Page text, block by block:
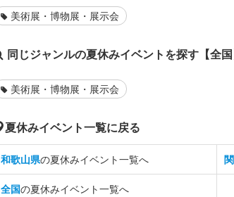
美術展・博物展・展示会
同じジャンルの夏休みイベントを探す【全国
美術展・博物展・展示会
夏休みイベント一覧に戻る
和歌山県の夏休みイベント一覧へ
全国の夏休みイベント一覧へ